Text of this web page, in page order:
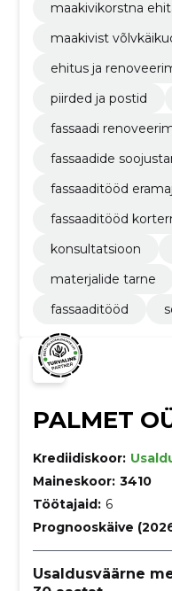
maakivikorstna
maakivist
ehitus ja
piirded ja postid
fassaadi
fassaadide
fassaaditööd
fassaaditööd
konsultatsioon
materjalide tarne
fassaaditööd
PALMET
Krediidiskoor:
Maineskoor: 3410
Töötajaid: 6
Prognooskäive
Usaldusväärne